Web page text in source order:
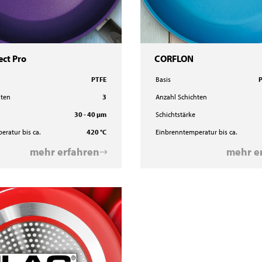
Pro
PTFE
3
30 - 40 µm
bis ca.
420 °C
mehr erfahren
CORFLON
Basis
Anzahl Schichten
Schichtstärke
Einbrenntemperatur bis ca.
mehr